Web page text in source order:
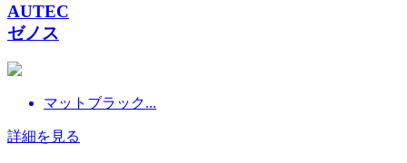
AUTEC
ゼノス
マットブラック...
詳細を見る